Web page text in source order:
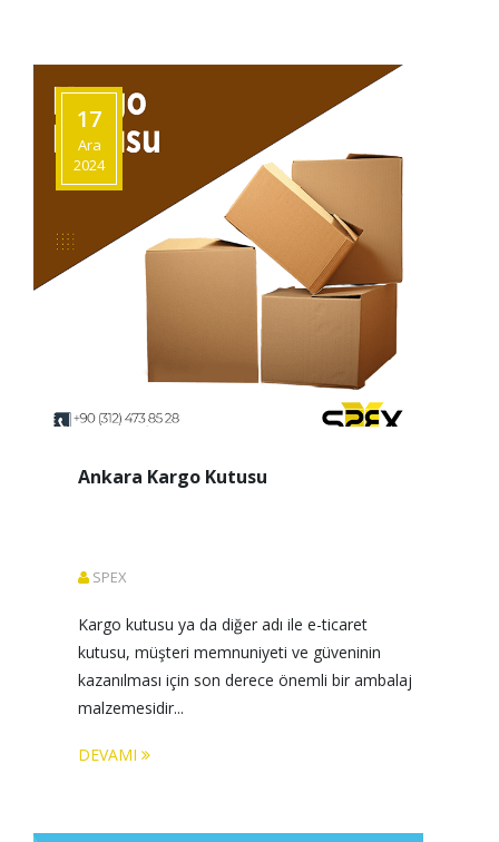
17
Ara
2024
Ankara Kargo Kutusu
SPEX
Kargo kutusu ya da diğer adı ile e-ticaret
kutusu, müşteri memnuniyeti ve güveninin
kazanılması için son derece önemli bir ambalaj
malzemesidir...
DEVAMI